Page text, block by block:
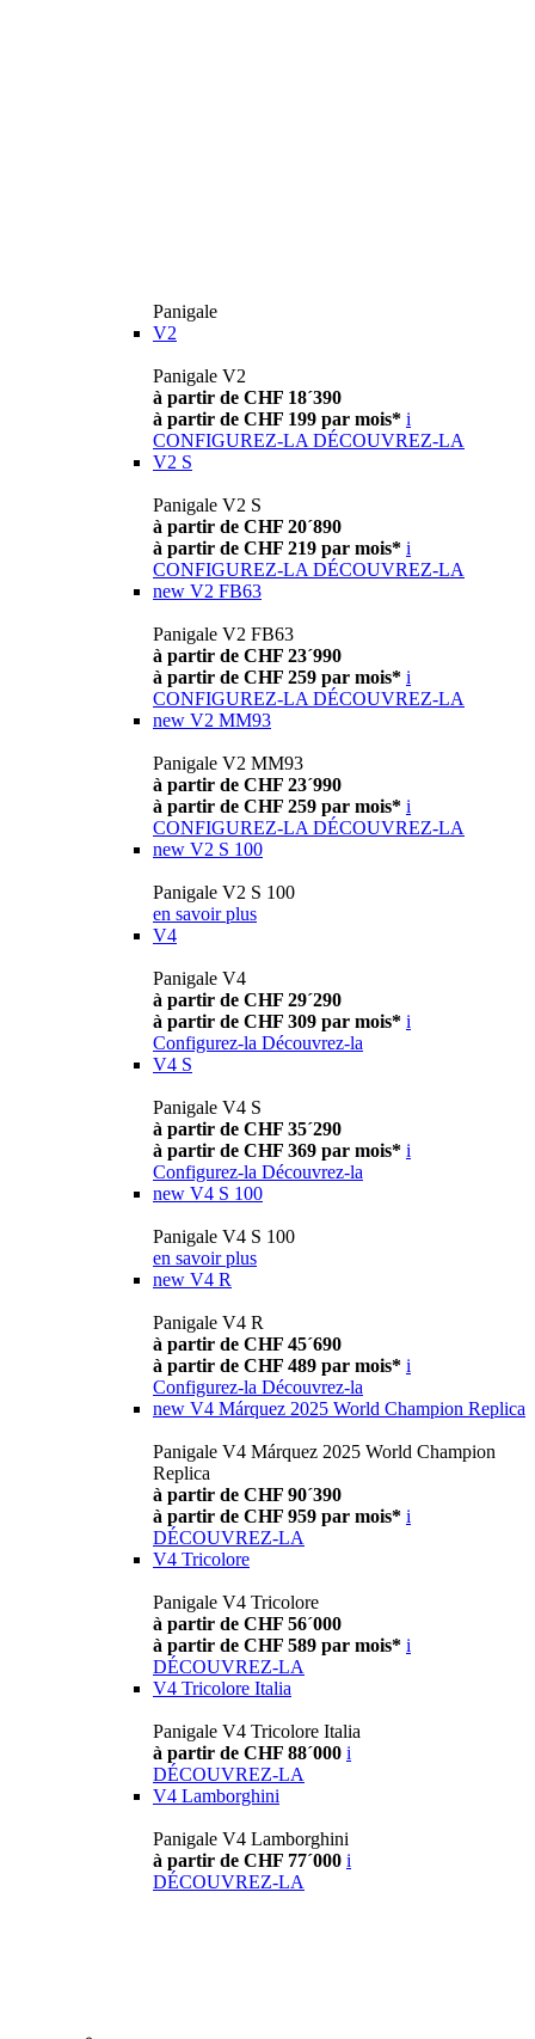
Panigale
V2
Panigale V2
à partir de CHF 18´390
à partir de CHF 199 par mois* i
CONFIGUREZ-LA DÉCOUVREZ-LA
V2 S
Panigale V2 S
à partir de CHF 20´890
à partir de CHF 219 par mois* i
CONFIGUREZ-LA DÉCOUVREZ-LA
new V2 FB63
Panigale V2 FB63
à partir de CHF 23´990
à partir de CHF 259 par mois* i
CONFIGUREZ-LA DÉCOUVREZ-LA
new V2 MM93
Panigale V2 MM93
à partir de CHF 23´990
à partir de CHF 259 par mois* i
CONFIGUREZ-LA DÉCOUVREZ-LA
new V2 S 100
Panigale V2 S 100
en savoir plus
V4
Panigale V4
à partir de CHF 29´290
à partir de CHF 309 par mois* i
Configurez-la Découvrez-la
V4 S
Panigale V4 S
à partir de CHF 35´290
à partir de CHF 369 par mois* i
Configurez-la Découvrez-la
new V4 S 100
Panigale V4 S 100
en savoir plus
new V4 R
Panigale V4 R
à partir de CHF 45´690
à partir de CHF 489 par mois* i
Configurez-la Découvrez-la
new V4 Márquez 2025 World Champion Replica
Panigale V4 Márquez 2025 World Champion
Replica
à partir de CHF 90´390
à partir de CHF 959 par mois* i
DÉCOUVREZ-LA
V4 Tricolore
Panigale V4 Tricolore
à partir de CHF 56´000
à partir de CHF 589 par mois* i
DÉCOUVREZ-LA
V4 Tricolore Italia
Panigale V4 Tricolore Italia
à partir de CHF 88´000 i
DÉCOUVREZ-LA
V4 Lamborghini
Panigale V4 Lamborghini
à partir de CHF 77´000 i
DÉCOUVREZ-LA